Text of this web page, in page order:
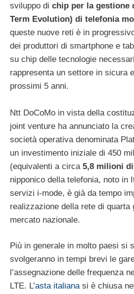
sviluppo di chip per la gestione
Term Evolution) di telefonia
queste nuove reti è in
dei produttori di smartphone e
su chip delle tecnologie
rappresenta un settore in sicura
prossimi 5 anni.
Ntt DoCoMo in vista della
joint venture ha annunciato la
società operativa denominata
un investimento iniziale di 450
(equivalenti a circa 5,8 milioni
nipponico della telefonia, noto in
servizi i-mode, è già da tempo
realizzazione della rete di quarta
mercato nazionale.
Più in generale in molto paesi si
svolgeranno in tempi brevi le
l’assegnazione delle frequenza
LTE. L’asta italianasi è chiusa